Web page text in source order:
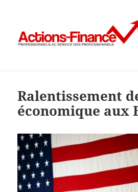
Ralentissement
économique aux